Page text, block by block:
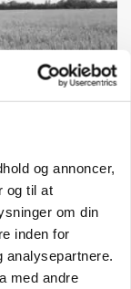
og annoncer,
og til at
om din
inden for
analysepartnere.
med andre
om
holder PN